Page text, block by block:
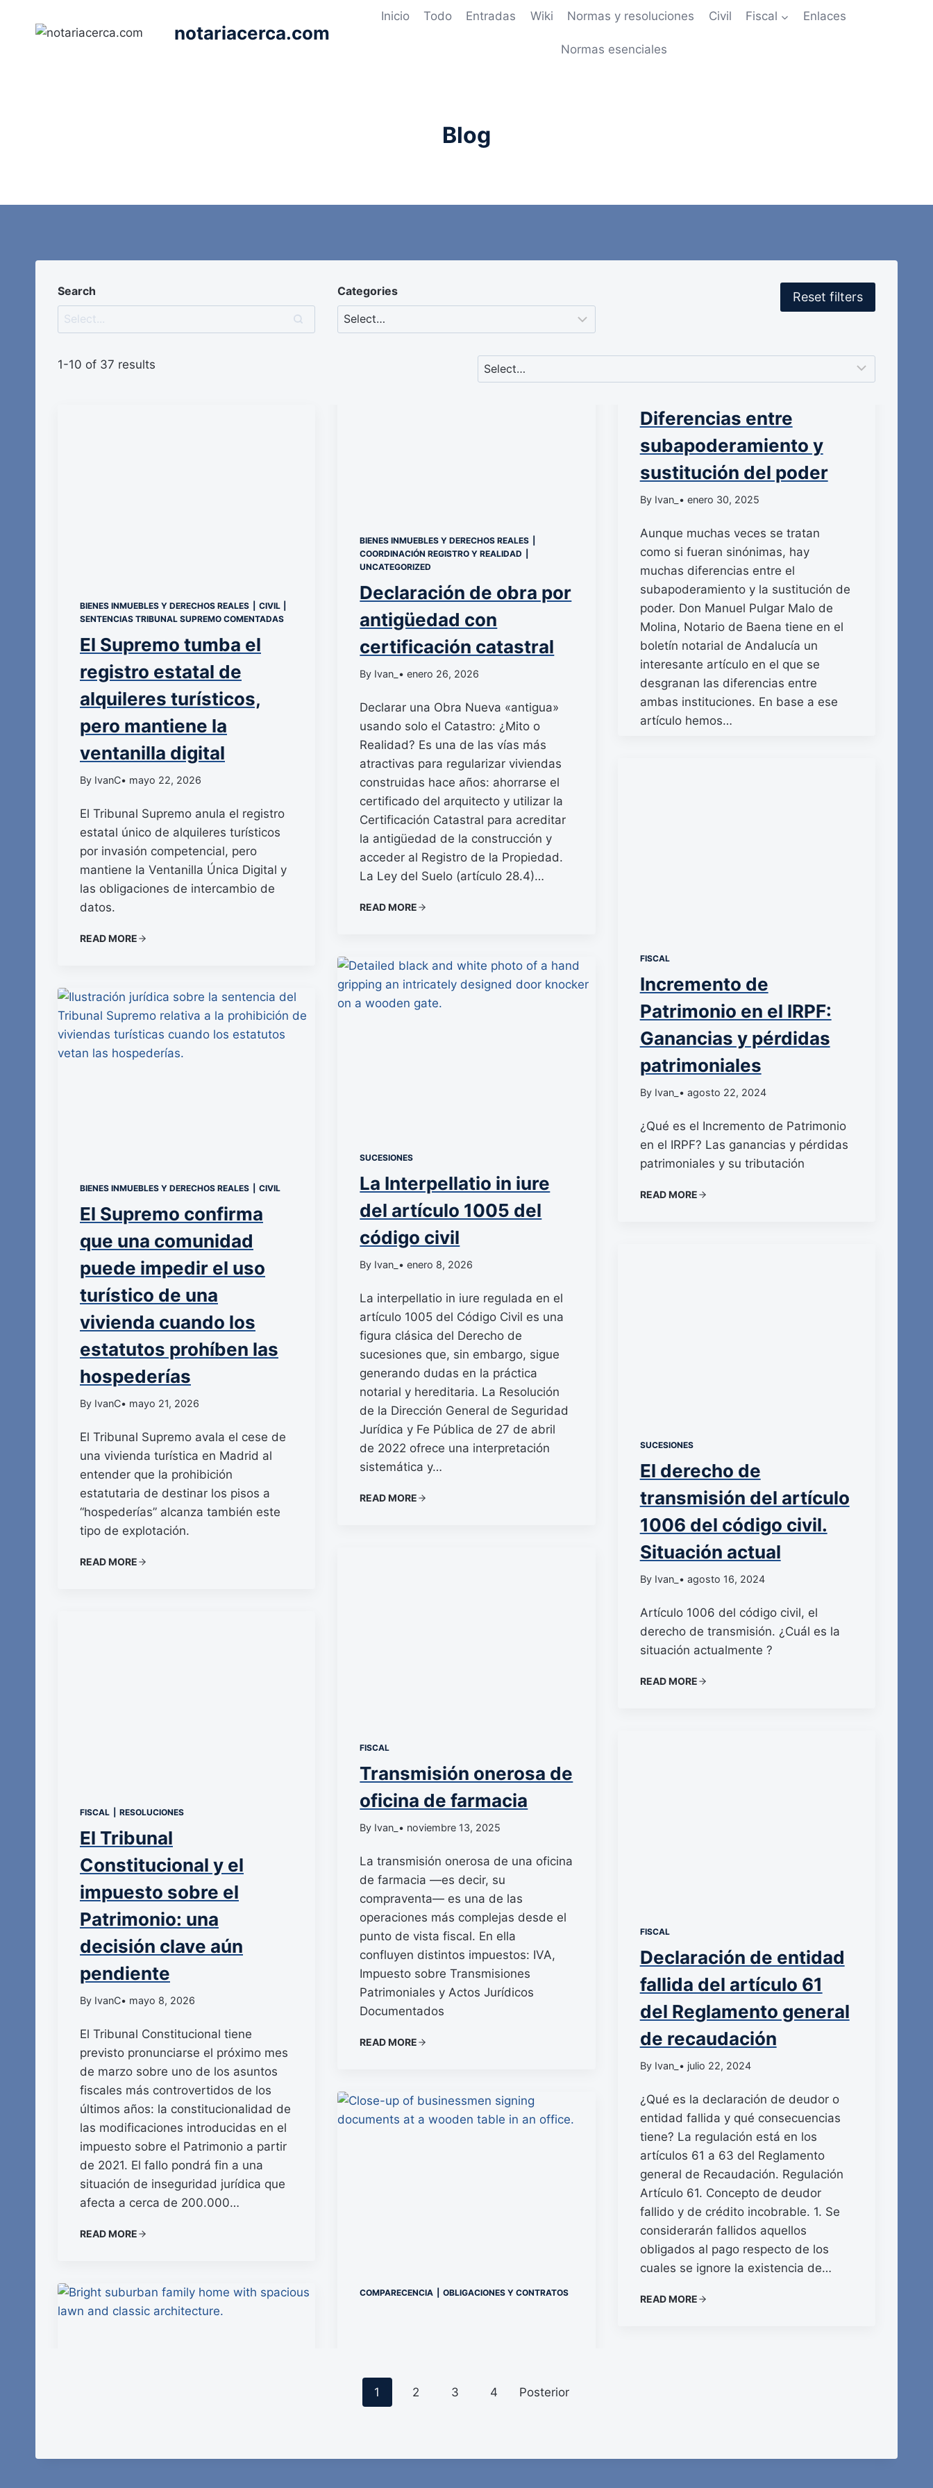
notariacerca.com
Inicio Todo Entradas Wiki Normas y resoluciones Civil Fiscal Enlaces
Normas esenciales
Blog
Search Categories Reset filters
1-10 of 37 results
BIENES INMUEBLES Y DERECHOS REALES CIVIL
SENTENCIAS TRIBUNAL SUPREMO COMENTADAS
El Supremo tumba el
registro estatal de
alquileres turísticos,
pero mantiene la
ventanilla digital
By IvanC• mayo 22, 2026
El Tribunal Supremo anula el registro
estatal único de alquileres turísticos
por invasión competencial, pero
mantiene la Ventanilla Única Digital y
las obligaciones de intercambio de
datos.
READ MORE
BIENES INMUEBLES Y DERECHOS REALES CIVIL
El Supremo confirma
que una comunidad
puede impedir el uso
turístico de una
vivienda cuando los
estatutos prohíben las
hospederías
By IvanC• mayo 21, 2026
El Tribunal Supremo avala el cese de
una vivienda turística en Madrid al
entender que la prohibición
estatutaria de destinar los pisos a
“hospederías” alcanza también este
tipo de explotación.
READ MORE
FISCAL RESOLUCIONES
El Tribunal
Constitucional y el
impuesto sobre el
Patrimonio: una
decisión clave aún
pendiente
By IvanC• mayo 8, 2026
El Tribunal Constitucional tiene
previsto pronunciarse el próximo mes
de marzo sobre uno de los asuntos
fiscales más controvertidos de los
últimos años: la constitucionalidad de
las modificaciones introducidas en el
impuesto sobre el Patrimonio a partir
de 2021. El fallo pondrá fin a una
situación de inseguridad jurídica que
afecta a cerca de 200.000…
READ MORE
BIENES INMUEBLES Y DERECHOS REALES
COORDINACIÓN REGISTRO Y REALIDAD
UNCATEGORIZED
Declaración de obra por
antigüedad con
certificación catastral
By Ivan_ • enero 26, 2026
Declarar una Obra Nueva «antigua»
usando solo el Catastro: ¿Mito o
Realidad? Es una de las vías más
atractivas para regularizar viviendas
construidas hace años: ahorrarse el
certificado del arquitecto y utilizar la
Certificación Catastral para acreditar
la antigüedad de la construcción y
acceder al Registro de la Propiedad.
La Ley del Suelo (artículo 28.4)…
READ MORE
SUCESIONES
La Interpellatio in iure
del artículo 1005 del
código civil
By Ivan_ • enero 8, 2026
La interpellatio in iure regulada en el
artículo 1005 del Código Civil es una
figura clásica del Derecho de
sucesiones que, sin embargo, sigue
generando dudas en la práctica
notarial y hereditaria. La Resolución
de la Dirección General de Seguridad
Jurídica y Fe Pública de 27 de abril
de 2022 ofrece una interpretación
sistemática y…
READ MORE
FISCAL
Transmisión onerosa de
oficina de farmacia
By Ivan_ • noviembre 13, 2025
La transmisión onerosa de una oficina
de farmacia —es decir, su
compraventa— es una de las
operaciones más complejas desde el
punto de vista fiscal. En ella
confluyen distintos impuestos: IVA,
Impuesto sobre Transmisiones
Patrimoniales y Actos Jurídicos
Documentados
READ MORE
COMPARECENCIA OBLIGACIONES Y CONTRATOS
Diferencias entre
subapoderamiento y
sustitución del poder
By Ivan_ • enero 30, 2025
Aunque muchas veces se tratan
como si fueran sinónimas, hay
muchas diferencias entre el
subapoderamiento y la sustitución de
poder. Don Manuel Pulgar Malo de
Molina, Notario de Baena tiene en el
boletín notarial de Andalucía un
interesante artículo en el que se
desgranan las diferencias entre
ambas instituciones. En base a ese
artículo hemos…
FISCAL
Incremento de
Patrimonio en el IRPF:
Ganancias y pérdidas
patrimoniales
By Ivan_ • agosto 22, 2024
¿Qué es el Incremento de Patrimonio
en el IRPF? Las ganancias y pérdidas
patrimoniales y su tributación
READ MORE
SUCESIONES
El derecho de
transmisión del artículo
1006 del código civil.
Situación actual
By Ivan_ • agosto 16, 2024
Artículo 1006 del código civil, el
derecho de transmisión. ¿Cuál es la
situación actualmente ?
READ MORE
FISCAL
Declaración de entidad
fallida del artículo 61
del Reglamento general
de recaudación
By Ivan_ • julio 22, 2024
¿Qué es la declaración de deudor o
entidad fallida y qué consecuencias
tiene? La regulación está en los
artículos 61 a 63 del Reglamento
general de Recaudación. Regulación
Artículo 61. Concepto de deudor
fallido y de crédito incobrable. 1. Se
considerarán fallidos aquellos
obligados al pago respecto de los
cuales se ignore la existencia de…
READ MORE
1 2 3 4 Posterior